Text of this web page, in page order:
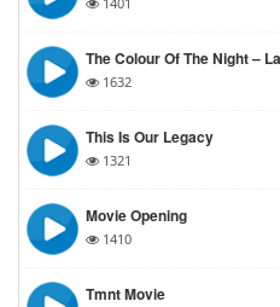
The Colour Of The Night –
1632
This Is Our Legacy
1321
Movie Opening
1410
Tmnt Movie